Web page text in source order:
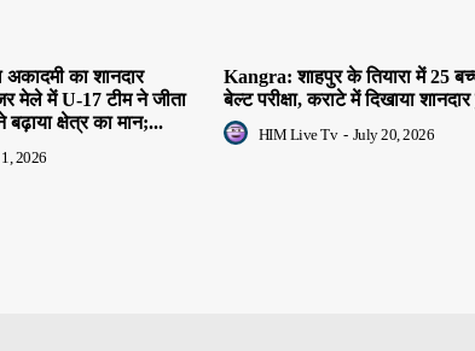
का शानदार
मेले में U-17 टीम ने जीता
क्षेत्र का मान;...
2026
Kangra: शाहपुर के तियारा में 25
बेल्ट परीक्षा, कराटे में दिखाया
HIM Live Tv - July 20, 2026